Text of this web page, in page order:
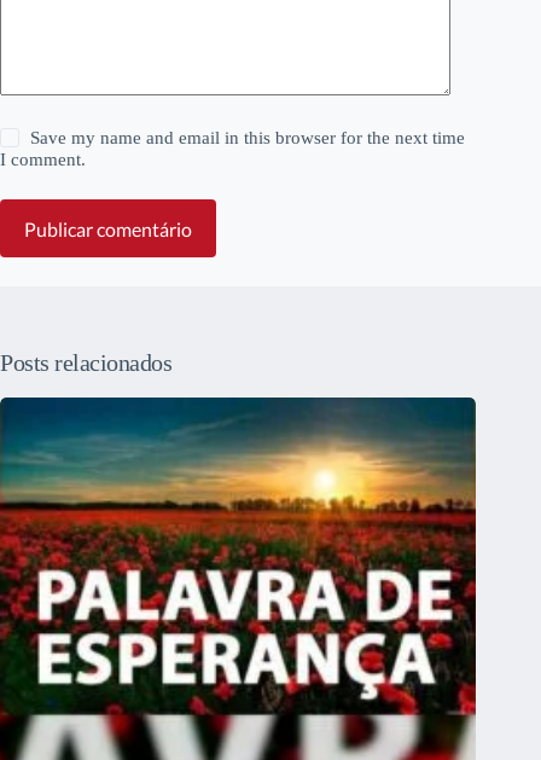
Save my name and email in this browser for the next time
I comment.
Publicar comentário
Posts relacionados